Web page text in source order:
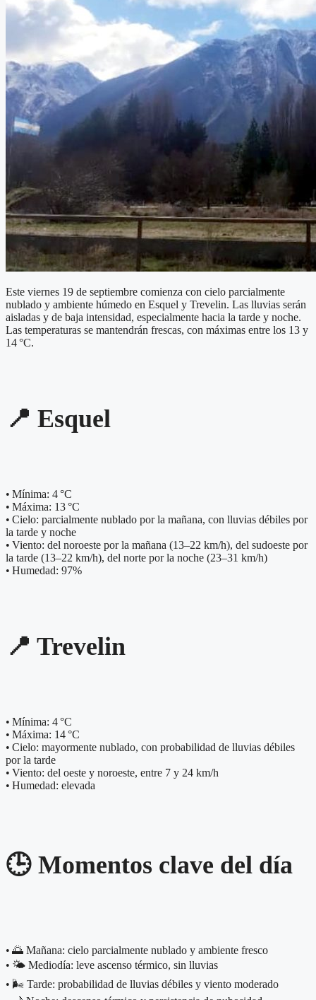
Este viernes 19 de septiembre comienza con cielo parcialmente
nublado y ambiente húmedo en Esquel y Trevelin. Las lluvias serán
aisladas y de baja intensidad, especialmente hacia la tarde y noche.
Las temperaturas se mantendrán frescas, con máximas entre los 13 y
14 °C.
📍 Esquel
• Mínima: 4 °C
• Máxima: 13 °C
• Cielo: parcialmente nublado por la mañana, con lluvias débiles por
la tarde y noche
• Viento: del noroeste por la mañana (13–22 km/h), del sudoeste por
la tarde (13–22 km/h), del norte por la noche (23–31 km/h)
• Humedad: 97%
📍 Trevelin
• Mínima: 4 °C
• Máxima: 14 °C
• Cielo: mayormente nublado, con probabilidad de lluvias débiles
por la tarde
• Viento: del oeste y noroeste, entre 7 y 24 km/h
• Humedad: elevada
🕒 Momentos clave del día
• 🌅 Mañana: cielo parcialmente nublado y ambiente fresco
• 🌤️ Mediodía: leve ascenso térmico, sin lluvias
• 🌬️ Tarde: probabilidad de lluvias débiles y viento moderado